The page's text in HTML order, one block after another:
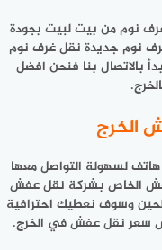
نوم من بيت لبيت بجودة
نوم جديدة نقل غرف نوم
بالاتصال بنا فنحن افضل
الخرج
لسهولة التواصل معها
الخاص بشركة نقل عفش
وسوف نعطيك احترافية
سعر نقل عفش في الخرج.